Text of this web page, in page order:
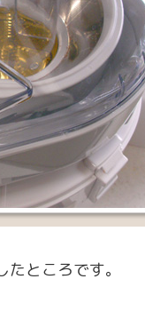
ところです。